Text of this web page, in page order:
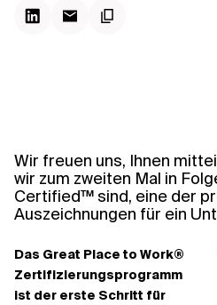
Wir freuen uns, Ihnen
wir zum zweiten Mal in
Certified™ sind, eine der
Auszeichnungen für ein
Das Great Place to Work®
Zertifizierungsprogramm
ist der erste Schritt für